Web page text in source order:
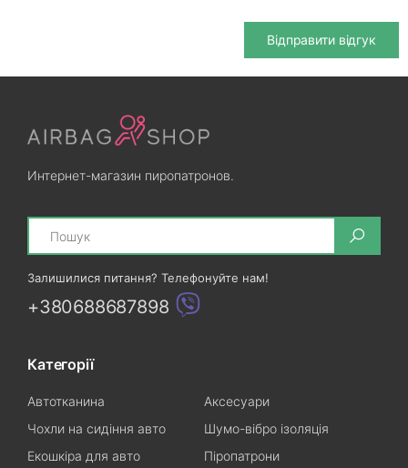
Відправити відгук
Интернет-магазин пиропатронов.
Search
Залишилися питання? Телефонуйте нам!
+380688687898
Категорії
Автотканина
Аксесуари
Чохли на сидіння авто
Шумо-вібро ізоляція
Екошкіра для авто
Піропатрони